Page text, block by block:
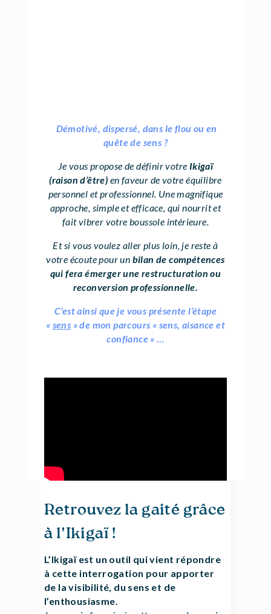
Démotivé, dispersé, dans le flou ou en
quête de sens ?
Je vous propose de définir votre Ikigaï
(raison d’être) en faveur de votre équilibre
personnel et professionnel. Une magnifique
approche, simple et efficace, qui nourrit et
fait vibrer votre boussole intérieure.
Et si vous voulez aller plus loin, je reste à
votre écoute pour un bilan de compétences
qui fera émerger une restructuration ou
reconversion professionnelle.
C’est ainsi que je vous présente l’étape
« sens » de mon parcours « sens, aisance et
confiance » …
Retrouvez la gaité grâce
à l’Ikigaï !
L’Ikigaï est un outil qui vient répondre
à cette interrogation pour apporter
de la visibilité, du sens et de
l’enthousiasme.